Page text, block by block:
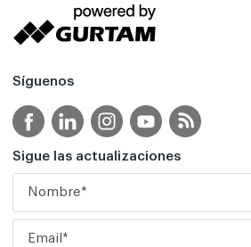
Síguenos
Sigue las actualizaciones